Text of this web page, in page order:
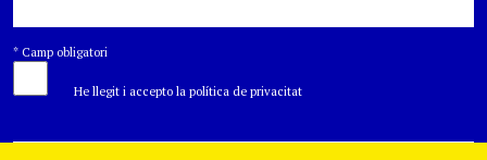
* Camp obligatori
He llegit i accepto la política de privacitat